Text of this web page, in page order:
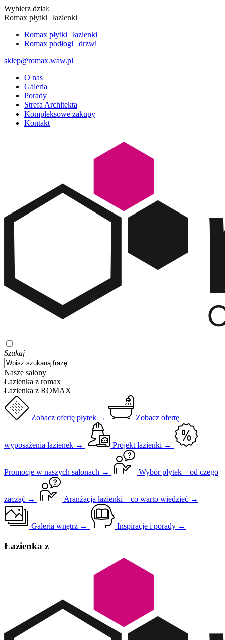
Wybierz dział:
Romax płytki | łazienki
Romax płytki | łazienki
Romax podłogi | drzwi
sklep@romax.waw.pl
O nas
Galeria
Porady
Strefa Architekta
Kompleksowe zakupy
Kontakt
Szukaj
Nasze salony
Łazienka z romax
Łazienka z ROMAX
Zobacz ofertę płytek → Zobacz ofertę
wyposażenia łazienek → Projekt łazienki →
Promocje w naszych salonach → Wybór płytek – od czego
zacząć → Aranżacja łazienki – co warto wiedzieć →
Galeria wnętrz → Inspiracje i porady →
Łazienka z